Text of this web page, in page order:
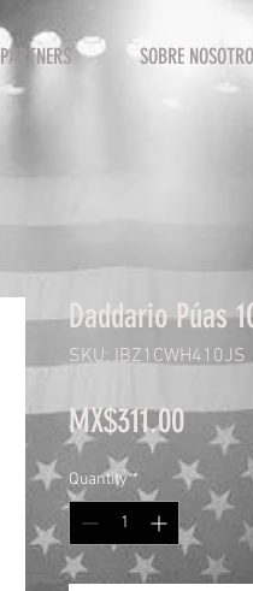
PARTNERS SOBRE
Daddario Púas
SKU: IBZ1CWH410JS
MX$311.00Price
Quantity *